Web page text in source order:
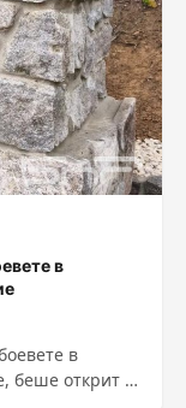
в
в
беше открит в